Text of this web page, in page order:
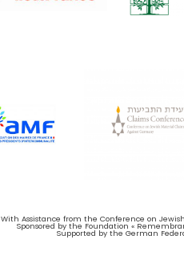
With Assistance from the Conference on
Sponsored by the Foundation «
Supported by the German